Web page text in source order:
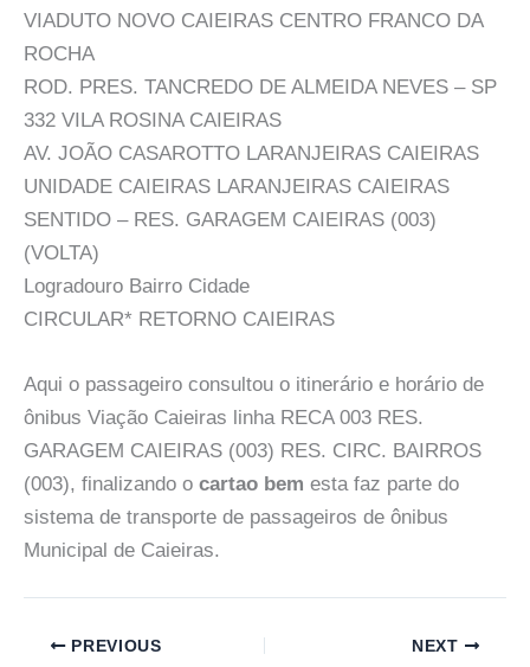
VIADUTO NOVO CAIEIRAS CENTRO FRANCO DA
ROCHA
ROD. PRES. TANCREDO DE ALMEIDA NEVES – SP
332 VILA ROSINA CAIEIRAS
AV. JOÃO CASAROTTO LARANJEIRAS CAIEIRAS
UNIDADE CAIEIRAS LARANJEIRAS CAIEIRAS
SENTIDO – RES. GARAGEM CAIEIRAS (003)
(VOLTA)
Logradouro Bairro Cidade
CIRCULAR* RETORNO CAIEIRAS
Aqui o passageiro consultou o itinerário e horário de
ônibus Viação Caieiras linha RECA 003 RES.
GARAGEM CAIEIRAS (003) RES. CIRC. BAIRROS
(003), finalizando o cartao bem esta faz parte do
sistema de transporte de passageiros de ônibus
Municipal de Caieiras.
PREVIOUS NEXT